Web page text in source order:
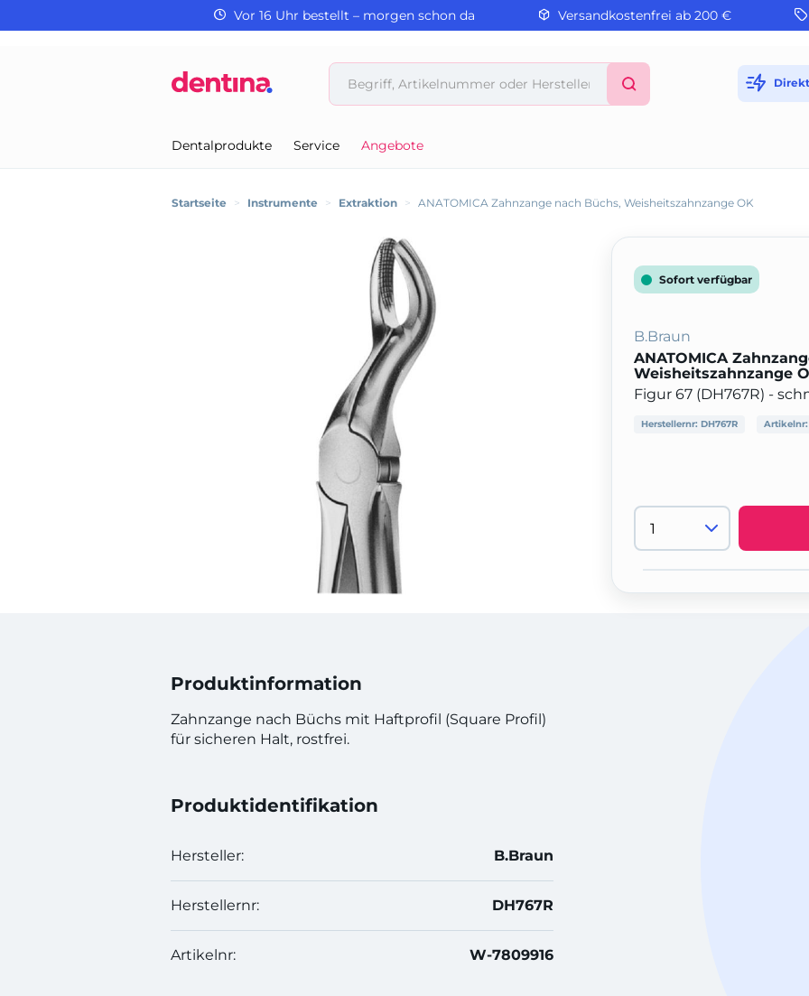
Vor 16 Uhr bestellt – morgen schon da Versandkostenfrei ab 200 €
Dentalprodukte Service Angebote
Startseite > Instrumente > Extraktion > ANATOMICA Zahnzange nach Büchs, Weisheitszahnzange OK
Produktinformation
Zahnzange nach Büchs mit Haftprofil (Square Profil)
für sicheren Halt, rostfrei.
Produktidentifikation
Hersteller: B.Braun
Herstellernr: DH767R
Artikelnr: W-7809916
Sofort verfügbar
B.Braun
ANATOMICA
Weisheitszahnzange
Figur 67 (DH767R) -
Herstellernr: DH767R Artikelnr: